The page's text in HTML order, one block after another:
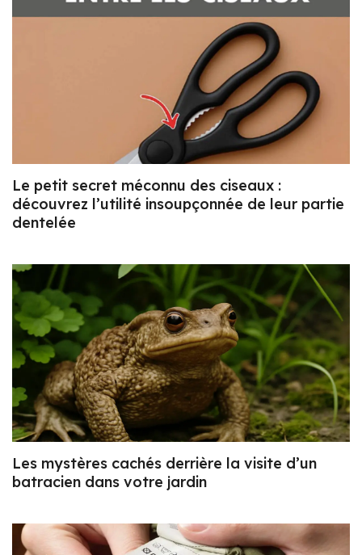
Le petit secret méconnu des ciseaux :
découvrez l’utilité insoupçonnée de leur partie
dentelée
Les mystères cachés derrière la visite d’un
batracien dans votre jardin